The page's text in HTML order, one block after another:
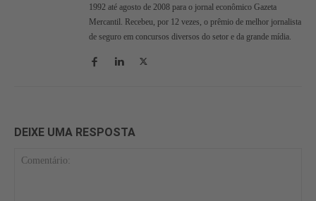
1992 até agosto de 2008 para o jornal econômico Gazeta
Mercantil. Recebeu, por 12 vezes, o prêmio de melhor jornalista
de seguro em concursos diversos do setor e da grande mídia.
DEIXE UMA RESPOSTA